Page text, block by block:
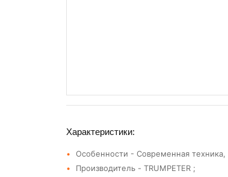
Характеристики:
Особенности - Современная техника,
Производитель - TRUMPETER ;